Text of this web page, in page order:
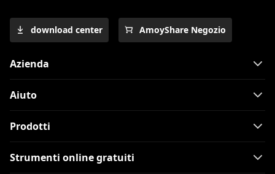
download center AmoyShare Negozio
Azienda
Aiuto
Prodotti
Strumenti online gratuiti